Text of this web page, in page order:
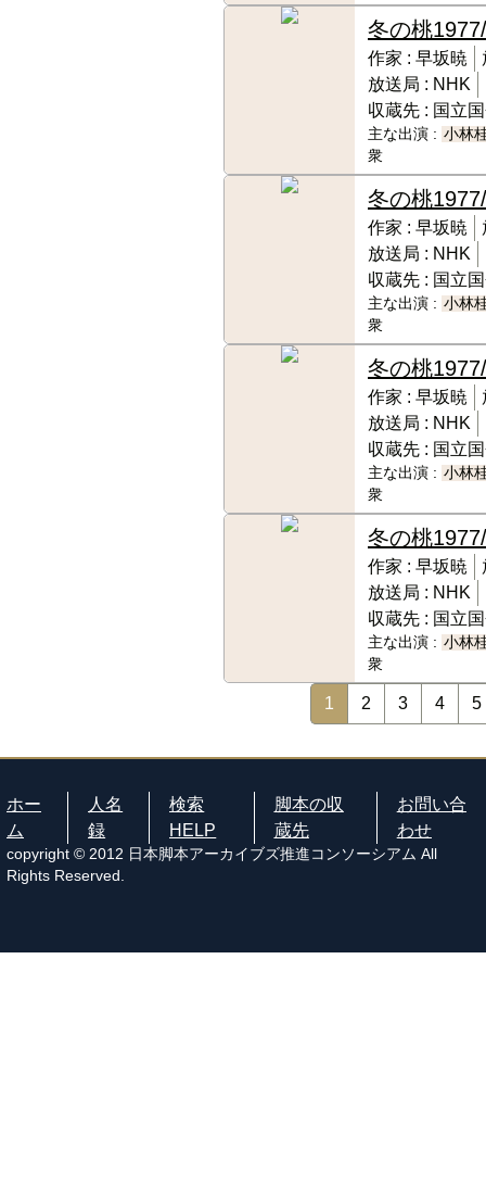
冬の桃
作家 : 早坂暁
放送局 : NHK
収蔵先 : 国立
主な出演 : 小林
衆
冬の桃
作家 : 早坂暁
放送局 : NHK
収蔵先 : 国立
主な出演 : 小林
衆
冬の桃
作家 : 早坂暁
放送局 : NHK
収蔵先 : 国立
主な出演 : 小林
衆
冬の桃
作家 : 早坂暁
放送局 : NHK
収蔵先 : 国立
主な出演 : 小林
衆
1 2 3 4 5
ホー
ム
人名
録
検索
HELP
脚本の収
蔵先
お問い合
わせ
copyright © 2012 日本脚本アーカイブズ推進コンソーシアム All
Rights Reserved.